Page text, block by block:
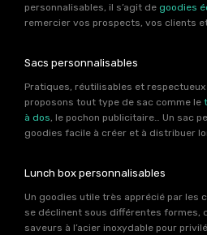
personnalisables, il s’agit de goodies
remercier vos prospects, vos clients
Sacs personnalisables
Pratiques, réutilisables et respectueux
proposons tout type de sac comme le
à dos, le pochon publicitaire… Un sac
goodies facile à créer et à distribuer
Lunch box personnalisables
Un goodies utile très apprécié par les
se déclinent sous différentes formes,
saveurs à l’acier inoxydable pour